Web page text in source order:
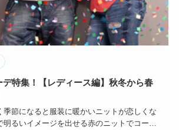
デ特集！【レディース編】秋冬から春
季節になると服装に暖かいニットが恋しくな
明るいイメージを出せる赤のニットでコーデ